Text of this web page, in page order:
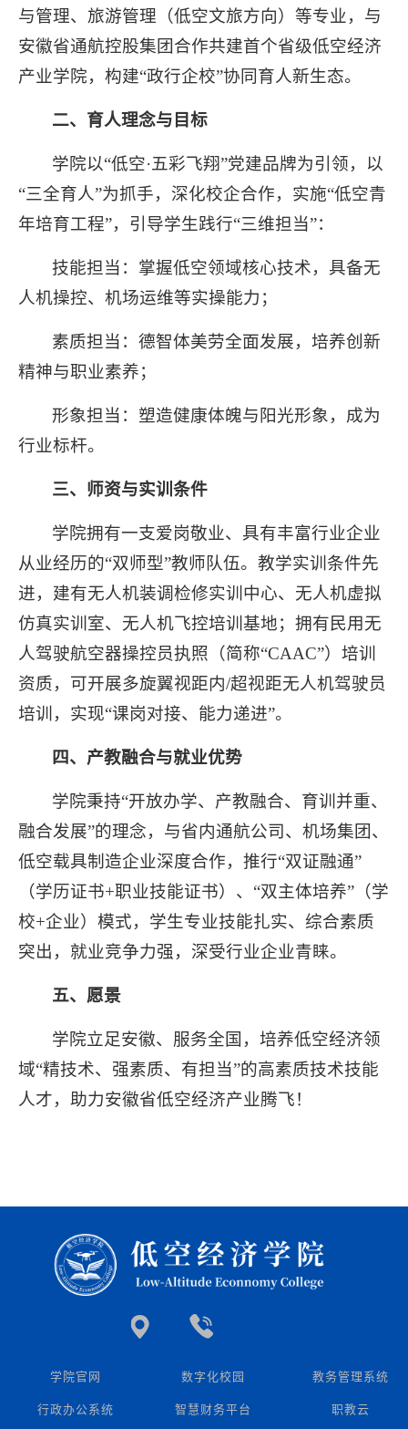
与管理、旅游管理（低空文旅方向）‌等专业，与
安徽省通航控股集团合作共建首个省级低空经济
产业学院‌，构建“政行企校”协同育人新生态。
二、‌育人理念与目标
学院以“‌低空·五彩飞翔‌”党建品牌为引领，以
“三全育人”为抓手，深化校企合作，实施“低空青
年培育工程”，引导学生践行“三维担当”：
技能担当‌：掌握低空领域核心技术，具备无
人机操控、机场运维等实操能力；
素质担当‌：德智体美劳全面发展，培养创新
精神与职业素养；
形象担当‌：塑造健康体魄与阳光形象，成为
行业标杆。
三、‌师资与实训条件
学院拥有一支爱岗敬业、具有丰富行业企业
从业经历的‌“双师型”教师队伍。教学实训条件先
进，建有‌无人机装调检修实训中心、‌无人机虚拟
仿真实训室、‌无人机飞控培训基地‌；拥有民用无
人驾驶航空器操控员执照（简称“CAAC”）培训
资质‌，可开展多旋翼视距内/超视距无人机驾驶员
培训，实现“课岗对接、能力递进”。
四、‌产教融合与就业优势
学院秉持“‌开放办学、产教融合、育训并重、
融合发展‌”的理念，与省内通航公司、机场集团、
低空载具制造企业深度合作，推行“‌双证融通‌”
（学历证书+职业技能证书）、“‌双主体培养‌”（学
校+企业）模式，学生专业技能扎实、综合素质
突出，就业竞争力强，深受行业企业青睐。
五、‌愿景
学院立足安徽、服务全国，培养低空经济领
域“精技术、强素质、有担当”的高素质技术技能
人才，助力安徽省低空经济产业腾飞！
学院官网 数字化校园 教务管理系统
行政办公系统 智慧财务平台 职教云